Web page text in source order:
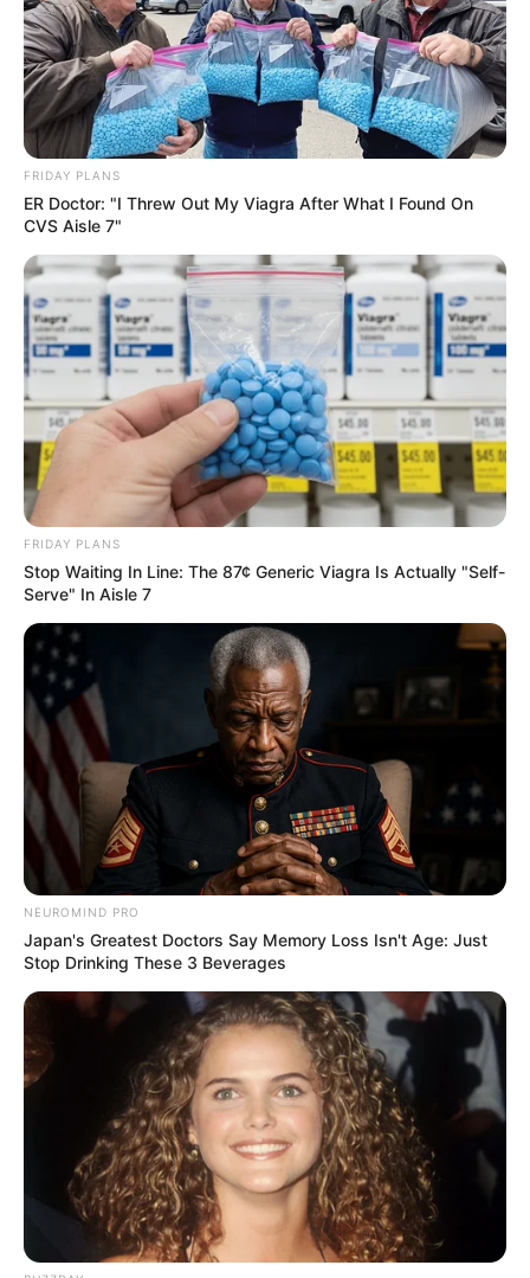
Ausflugszielen.
Ausflugsziele und Sehenswürdigkeiten in
Mühlhausen (Thüringen) und in Weinbergen bzw.
im Umkreis von rund 30 km (Hainich):
Mühlhausen
Reichstadt besteht aus einem der am
besten erhaltenen historischen
Altstädte
Thüringen.
Stadtmauer Mühlhausen
Ein begehbarer Wehrgang auf der sehr gut
erhaltenen mittelalterlichen Stadtmauer
von Mühlhausen.
Museum am Lindenbühl in Mühlhausen
Das Museum für Stadt- und
Regionalgeschichte zeigt die historische
Entwicklung der Stadt.
Barfüßerkirche am Mühlhäuser Kornmarkt
Die Kirche zeigt die Ereignisse des
Deutschen Bauernkrieges, in dessen
Mittelpunkt die Stadt durch das Wirken
Thomas Müntzers stand.
Marienkirche Mühlhausen
Müntzergedenkstätte in der Marienkirche,
Historisches Rathaus in Mühlhausen
In dem aus mehreren Gebäudeteilen
bestehenden mittelalterlichen Rathaus
können einige der historisch
ausgestatteten Räume besichtigt werden.
Popperöder Brunnenhaus
Das Brunnenhaus wurde 1614 errichtete
und steht an einer der größten
Erdfallquellen Thüringens am Stadtrand
FRIDAY PLANS
ER Doctor: "I Threw Out My Viagra After What I Found On
CVS Aisle 7"
FRIDAY PLANS
Stop Waiting In Line: The 87¢ Generic Viagra Is Actually "Self-
Serve" In Aisle 7
NEUROMIND PRO
Japan's Greatest Doctors Say Memory Loss Isn't Age: Just
Stop Drinking These 3 Beverages